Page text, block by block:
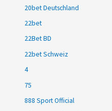
20bet Deutschland
22bet
22Bet BD
22bet Schweiz
4
75
888 Sport Official